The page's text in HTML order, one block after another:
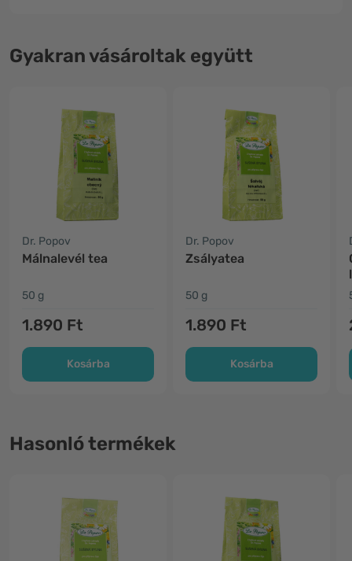
Gyakran vásároltak együtt
Dr. Popov
Málnalevél tea
50 g
1.890 Ft
Kosárba
Dr. Popov
Zsályatea
50 g
1.890 Ft
Kosárba
Hasonló termékek